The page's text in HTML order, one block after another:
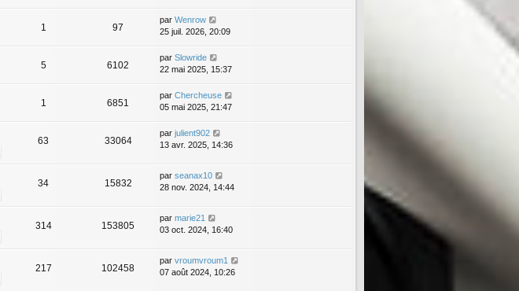
1 97
par Wenrow
25 juil. 2026, 20:09
5 6102
par Slowride
22 mai 2025, 15:37
1 6851
par Chercheuse
05 mai 2025, 21:47
63 33064
par julient902
13 avr. 2025, 14:36
34 15832
par seanax10
28 nov. 2024, 14:44
314 153805
par marie21
03 oct. 2024, 16:40
217 102458
par vroumvroum1
07 août 2024, 10:26